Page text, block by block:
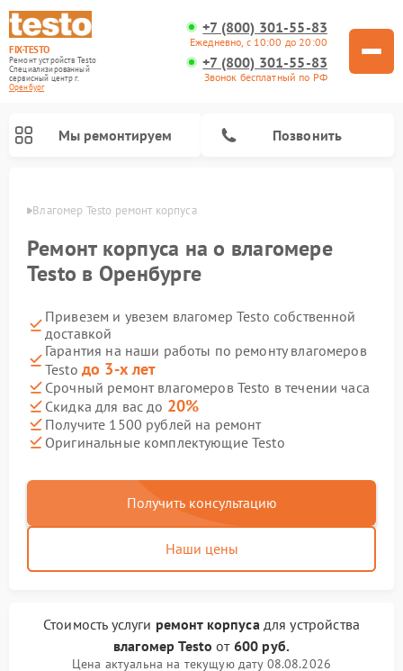
FIX-TESTO
Ремонт устройств Testo
Специализированный
cервисный центр г.
Оренбург
+7 (800) 301-55-83
Ежедневно, с 10:00 до 20:00
+7 (800) 301-55-83
Звонок бесплатный по РФ
Мы ремонтируем Позвонить
Влагомер Testo ремонт корпуса
Ремонт корпуса на о влагомере
Testo в Оренбурге
Привезем и увезем влагомер Testo собственной
доставкой
Гарантия на наши работы по ремонту влагомеров
Testo до 3-х лет
Срочный ремонт влагомеров Testo в течении часа
Скидка для вас до 20%
Получите 1500 рублей на ремонт
Оригинальные комплектующие Testo
Получить консультацию
Наши цены
Стоимость услуги ремонт корпусадля устройства
влагомер Testo от 600 руб.
Цена актуальна на текущую дату 08.08.2026